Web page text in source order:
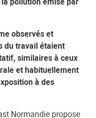
observés et
du travail étaient
similaires à ceux
et habituellement
à des
Normandie propose